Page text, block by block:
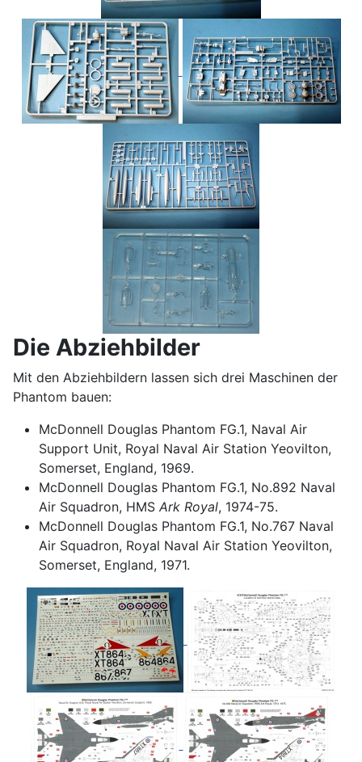
Die Abziehbilder
Mit den Abziehbildern lassen sich drei Maschinen der
Phantom bauen:
McDonnell Douglas Phantom FG.1, Naval Air
Support Unit, Royal Naval Air Station Yeovilton,
Somerset, England, 1969.
McDonnell Douglas Phantom FG.1, No.892 Naval
Air Squadron, HMS Ark Royal, 1974-75.
McDonnell Douglas Phantom FG.1, No.767 Naval
Air Squadron, Royal Naval Air Station Yeovilton,
Somerset, England, 1971.